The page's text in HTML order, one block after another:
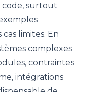
surtout
limites. En
complexes
contraintes
intégrations